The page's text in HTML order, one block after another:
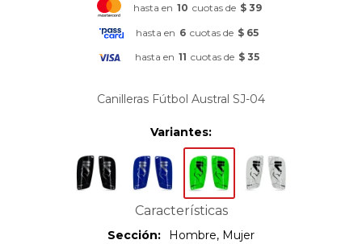
hasta en 10 cuotas de $ 39
hasta en 6 cuotas de $ 65
hasta en 11 cuotas de $ 35
Canilleras Fútbol Austral SJ-04
Variantes:
Características
Sección
Hombre, Mujer